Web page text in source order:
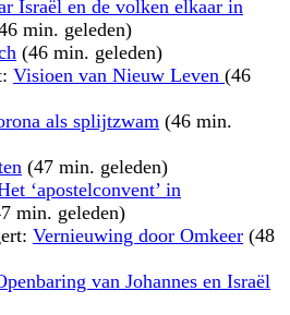
Israël en de volken elkaar in
min. geleden)
(46 min. geleden)
Visioen van Nieuw Leven (46
als splijtzwam (46 min.
(47 min. geleden)
‘apostelconvent’ in
min. geleden)
Vernieuwing door Omkeer (48
van Johannes en Israël